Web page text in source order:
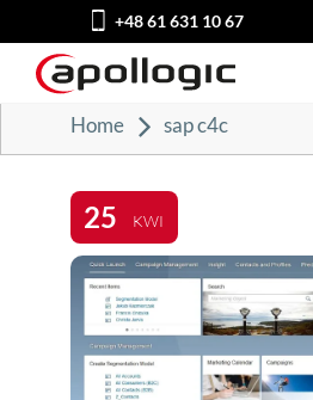
+48 61 631 10 67
Home sap c4c
25 KWI